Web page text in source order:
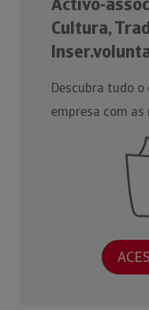
Cultura,
Descubra tudo o
empresa com as